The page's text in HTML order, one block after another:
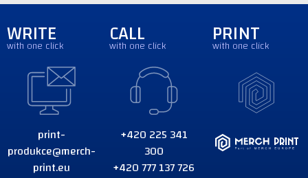
WRITE
with one click
print-
produkce@merch-
print.eu
CALL
with one click
+420 225 341
300
+420 777 137 726
PRINT
with one click